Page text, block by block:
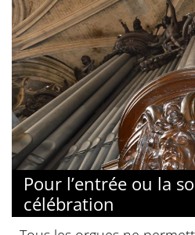
Pour l’entrée ou la
célébration